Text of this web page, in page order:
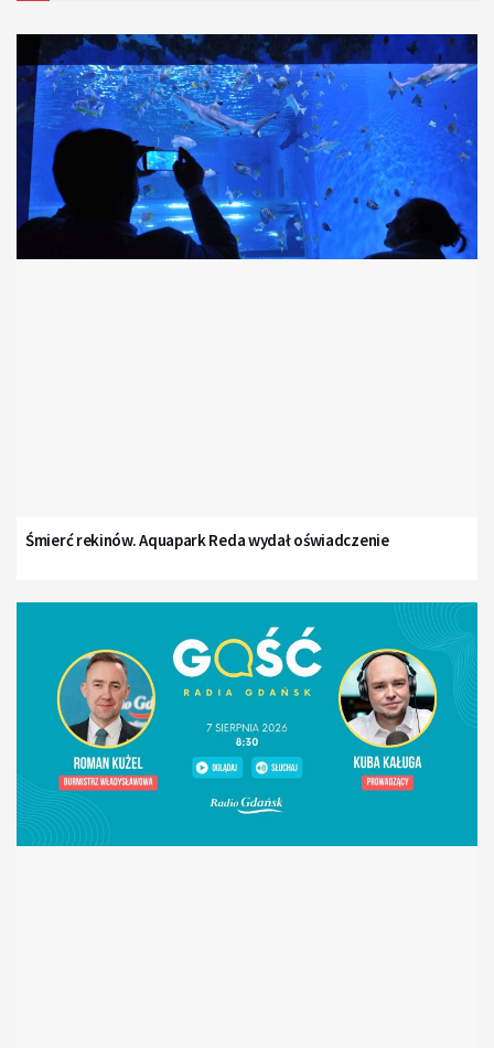
Śmierć rekinów. Aquapark Reda wydał oświadczenie